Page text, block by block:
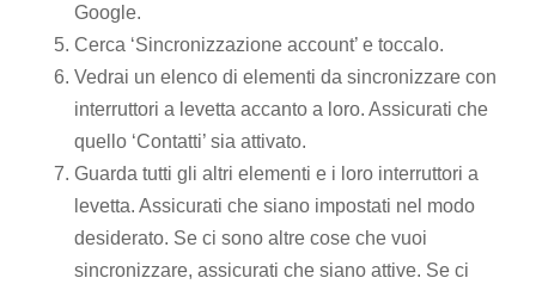
Google.
Cerca ‘Sincronizzazione account’ e toccalo.
Vedrai un elenco di elementi da sincronizzare con
interruttori a levetta accanto a loro. Assicurati che
quello ‘Contatti’ sia attivato.
Guarda tutti gli altri elementi e i loro interruttori a
levetta. Assicurati che siano impostati nel modo
desiderato. Se ci sono altre cose che vuoi
sincronizzare, assicurati che siano attive. Se ci